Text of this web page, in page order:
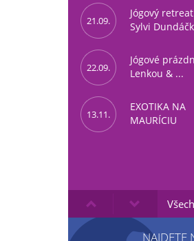
21.09.
Jógový
Sylvi
22.09.
Jógové
Lenkou & ...
13.11.
EXOTIKA NA
MAURÍCIU
NAJDETE